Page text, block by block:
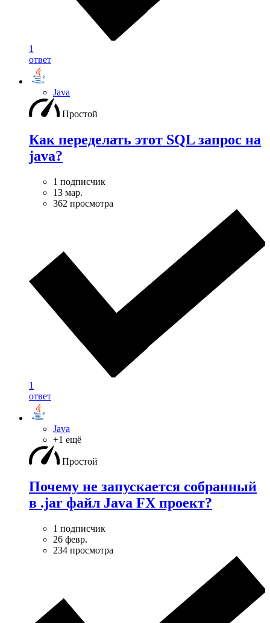
1
ответ
Java
Простой
Как переделать этот SQL запрос на
java?
1 подписчик
13 мар.
362 просмотра
1
ответ
Java
+1 ещё
Простой
Почему не запускается собранный
в .jar файл Java FX проект?
1 подписчик
26 февр.
234 просмотра